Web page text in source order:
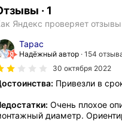
· 1
Яндекс проверяет отзывы
Тарас
Надёжный автор 154
30 октября 2022
Привезли в
Очень плохое
диаметр.